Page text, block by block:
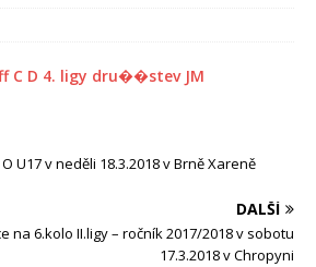
C D 4. ligy dru��stev JM
U17 v neděli 18.3.2018 v Brně Xareně
DALŠÍ
na 6.kolo II.ligy – ročník 2017/2018 v sobotu
17.3.2018 v Chropyni